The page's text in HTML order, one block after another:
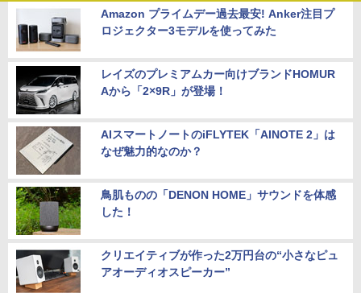
Amazon プライムデー過去最安! Anker注目プ
ロジェクター3モデルを使ってみた
レイズのプレミアムカー向けブランドHOMUR
Aから「2×9R」が登場！
AIスマートノートのiFLYTEK「AINOTE 2」は
なぜ魅力的なのか？
鳥肌ものの「DENON HOME」サウンドを体感
した！
クリエイティブが作った2万円台の“小さなピュ
アオーディオスピーカー”